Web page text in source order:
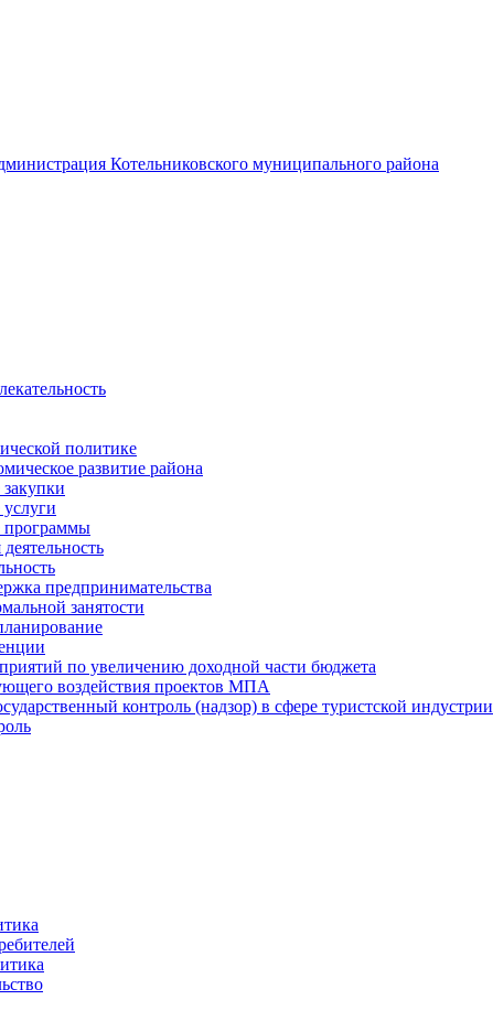
политике
развитие района
предпринимательства
занятости
по увеличению доходной части бюджета
воздействия проектов МПА
контроль (надзор) в сфере туристской индустрии